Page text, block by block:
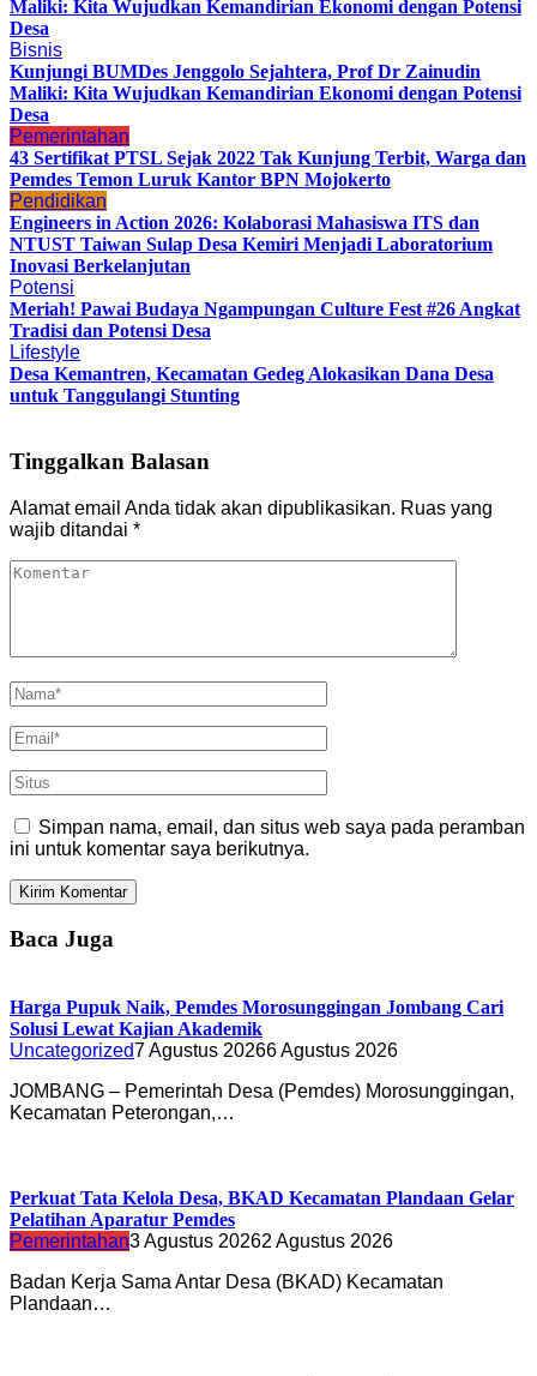
Maliki: Kita Wujudkan Kemandirian Ekonomi dengan Potensi
Desa
Bisnis
Kunjungi BUMDes Jenggolo Sejahtera, Prof Dr Zainudin
Maliki: Kita Wujudkan Kemandirian Ekonomi dengan Potensi
Desa
Pemerintahan
43 Sertifikat PTSL Sejak 2022 Tak Kunjung Terbit, Warga dan
Pemdes Temon Luruk Kantor BPN Mojokerto
Pendidikan
Engineers in Action 2026: Kolaborasi Mahasiswa ITS dan
NTUST Taiwan Sulap Desa Kemiri Menjadi Laboratorium
Inovasi Berkelanjutan
Potensi
Meriah! Pawai Budaya Ngampungan Culture Fest #26 Angkat
Tradisi dan Potensi Desa
Lifestyle
Desa Kemantren, Kecamatan Gedeg Alokasikan Dana Desa
untuk Tanggulangi Stunting
Tinggalkan Balasan
Alamat email Anda tidak akan dipublikasikan. Ruas yang
wajib ditandai *
Simpan nama, email, dan situs web saya pada peramban
ini untuk komentar saya berikutnya.
Baca Juga
Harga Pupuk Naik, Pemdes Morosunggingan Jombang Cari
Solusi Lewat Kajian Akademik
Uncategorized7 Agustus 20266 Agustus 2026
JOMBANG – Pemerintah Desa (Pemdes) Morosunggingan,
Kecamatan Peterongan,…
Perkuat Tata Kelola Desa, BKAD Kecamatan Plandaan Gelar
Pelatihan Aparatur Pemdes
Pemerintahan3 Agustus 20262 Agustus 2026
Badan Kerja Sama Antar Desa (BKAD) Kecamatan
Plandaan…